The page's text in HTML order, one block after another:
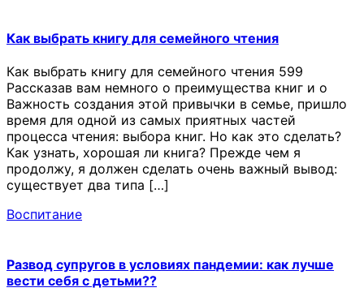
Как выбрать книгу для семейного чтения
Как выбрать книгу для семейного чтения 599
Рассказав вам немного о преимущества книг и о
Важность создания этой привычки в семье, пришло
время для одной из самых приятных частей
процесса чтения: выбора книг. Но как это сделать?
Как узнать, хорошая ли книга? Прежде чем я
продолжу, я должен сделать очень важный вывод:
существует два типа […]
Воспитание
Развод супругов в условиях пандемии: как лучше
вести себя с детьми??